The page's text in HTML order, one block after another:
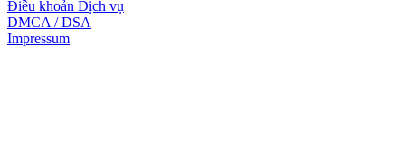
Điều khoản Dịch vụ
DMCA / DSA
Impressum